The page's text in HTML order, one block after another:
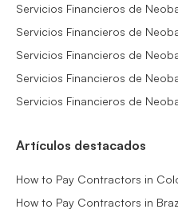
Servicios Financieros de
Servicios Financieros de
Servicios Financieros de
Servicios Financieros de
Servicios Financieros de
Artículos destacados
How to Pay Contractors in
How to Pay Contractors in